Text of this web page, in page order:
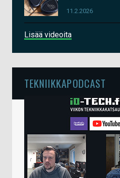
11.2.2026
Lisää videoita
TEKNIIKKAPODCAST